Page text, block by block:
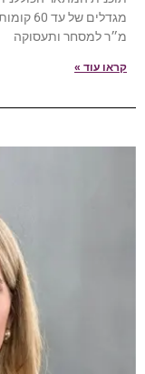
מ״ר למסחר ותעסוקה
קראו עוד »